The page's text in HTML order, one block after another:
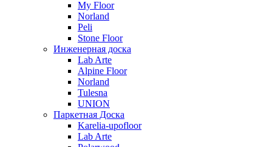
My Floor
Norland
Peli
Stone Floor
Инженерная доска
Lab Arte
Alpine Floor
Norland
Tulesna
UNION
Паркетная Доска
Karelia-upofloor
Lab Arte